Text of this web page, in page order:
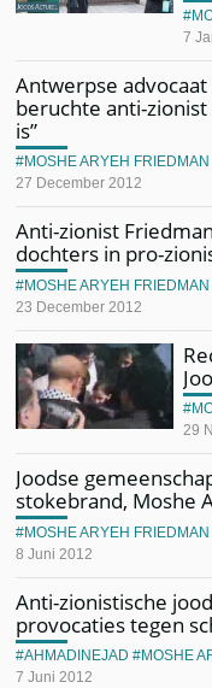
7
Antwerpse
beruchte anti-
is”
27 December 2012
MOSHE ARYEH FRIEDMAN
Anti-zionist
dochters in pro-
23 December 2012
MOSHE ARYEH FRIEDMAN
29
Joodse
stokebrand, Moshe
8 Juni 2012
MOSHE ARYEH FRIEDMAN
Anti-zionistische
provocaties tegen
7 Juni 2012
AHMADINEJAD MOSHE